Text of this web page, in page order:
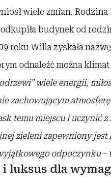
wiele zmian.
budynek od
roku Willa zyskała
odnaleźć można
wiele energii,
zachowującym
temu miejscu i uczynić
zieleni zapewniony
odpoczynku–
i luksus dla